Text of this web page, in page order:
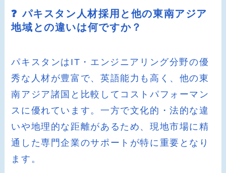
❓ パキスタン人材採用と他の東南アジア
地域との違いは何ですか？
パキスタンはIT・エンジニアリング分野の優
秀な人材が豊富で、英語能力も高く、他の東
南アジア諸国と比較してコストパフォーマン
スに優れています。一方で文化的・法的な違
いや地理的な距離があるため、現地市場に精
通した専門企業のサポートが特に重要となり
ます。